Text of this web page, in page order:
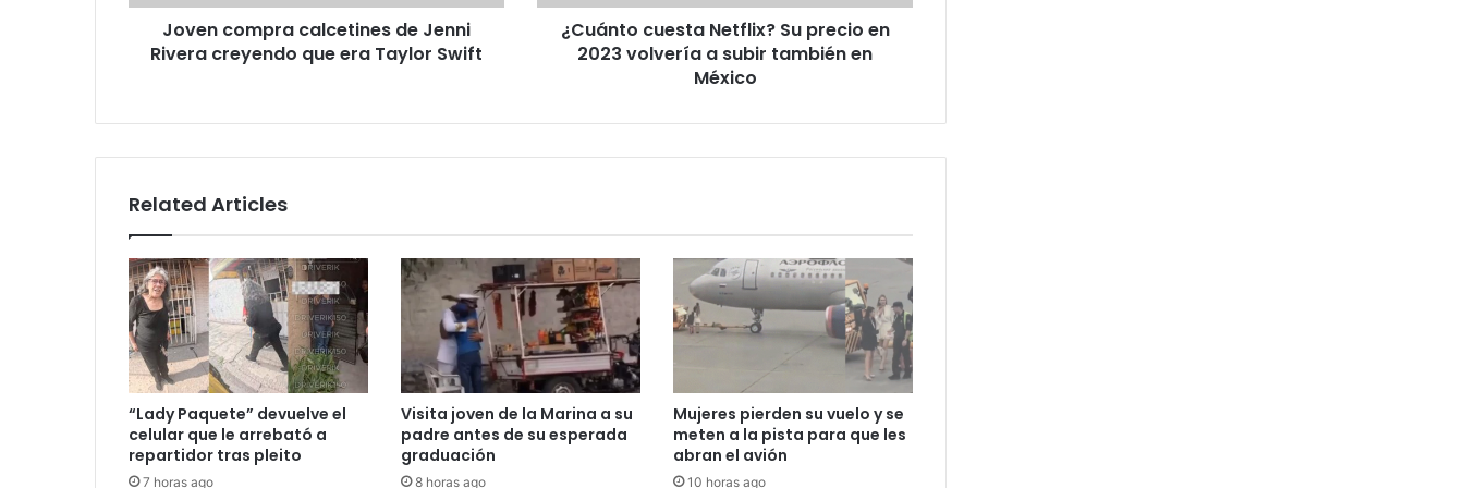
era
Swift
Joven compra calcetines de Jenni
Rivera creyendo que era Taylor Swift
a
subir
también
¿Cuánto cuesta Netflix? Su precio en
2023 volvería a subir también en
México
Related Articles
“Lady Paquete” devuelve el
celular que le arrebató a
repartidor tras pleito
7 horas ago
Visita joven de la Marina a su
padre antes de su esperada
graduación
8 horas ago
Mujeres pierden su vuelo y se
meten a la pista para que les
abran el avión
10 horas ago